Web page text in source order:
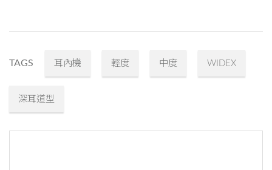
TAGS 耳內機 輕度 中度 WIDEX
深耳道型